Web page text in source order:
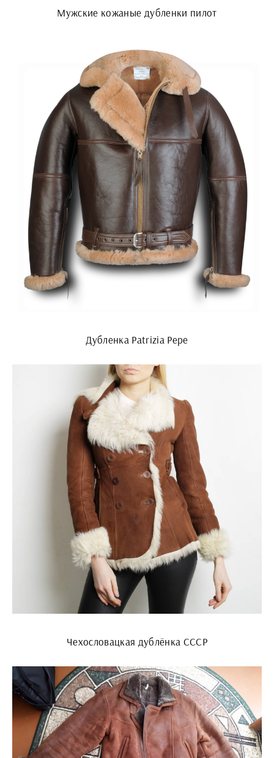
Мужские кожаные дубленки пилот
Дубленка Patrizia Pepe
Чехословацкая дублёнка СССР